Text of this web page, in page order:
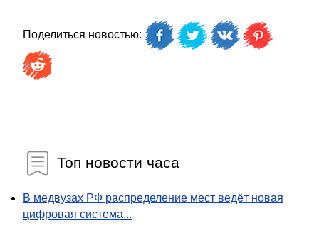
Поделиться новостью:
Топ новости часа
В медвузах РФ распределение мест ведёт новая
цифровая система...